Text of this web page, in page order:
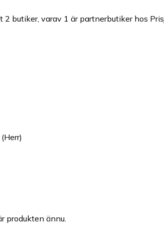
butiker, varav 1 är partnerbutiker hos
produkten ännu.